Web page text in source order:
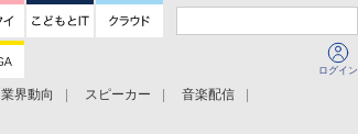
ログイン
業界動向 スピーカー
音楽配信